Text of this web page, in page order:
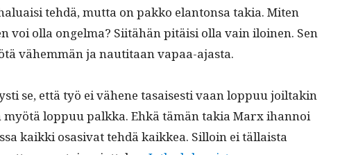
tehdä, mut­ta on pakko elan­ton­sa takia. Miten
voi olla ongel­ma? Siitähän pitäisi olla vain iloinen. Sen
vähem­män ja nau­ti­taan vapaa-ajasta.
se, että työ ei vähene tasais­es­ti vaan lop­puu joil­takin
myötä lop­puu palk­ka. Ehkä tämän takia Marx ihan­noi
kaik­ki osasi­vat tehdä kaikkea. Sil­loin ei täl­laista